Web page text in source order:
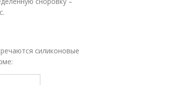
силиконовые